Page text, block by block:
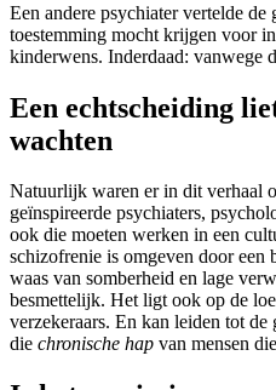
Een andere psychiater vertelde de
toestemming mocht krijgen voor
kinderwens. Inderdaad: vanwege
Een echtscheiding
wachten
Natuurlijk waren er in dit verhaal
geïnspireerde psychiaters,
ook die moeten werken in een
schizofrenie is omgeven door een
waas van somberheid en lage
besmettelijk. Het ligt ook op de
verzekeraars. En kan leiden tot
die chronische hap van mensen